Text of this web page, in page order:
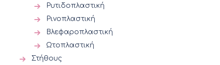
Ρυτιδοπλαστική
Ρινοπλαστική
Βλεφαροπλαστική
Ωτοπλαστική
Στήθους